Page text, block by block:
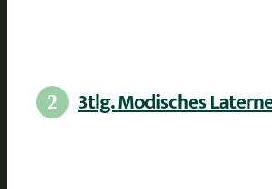
2 3tlg. Modisches